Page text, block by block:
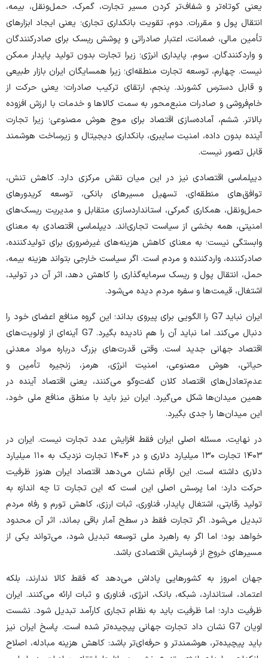
یعنی کوتاه‌تر و شفاف‌تر کردن مسیر تجارت، گمرک، حمل‌ونقل، بیمه،
انتقال پول و مقررات. دوم، تقویت بانکداری تجاری؛ یعنی ایجاد ابزار‌های
تأمین مالی، ضمانت، اعتبار صادراتی و پوشش ریسک برای صادرکنندگان
و واردکنندگان. سوم، پایداری انرژی؛ زیرا تجارت بدون تولید پایدار ممکن
نیست. چهارم، توسعه تجارت منطقه‌ای؛ زیرا همسایگان ایران بازار طبیعی
و قابل دسترس کشورند. پنجم، ارتقای ترکیب صادرات؛ یعنی حرکت از
خام‌فروشی و صادرات منبع‌محور به سمت کالا‌ها و خدمات با ارزش افزوده
بالاتر. ششم، آماده‌سازی اقتصاد برای موج هوش مصنوعی؛ زیرا تجارت
آینده بدون داده، امنیت سایبری، بانکداری دیجیتال و زیرساخت هوشمند
قابل تصور نیست.
دیپلماسی اقتصادی نیز در این میان نقش مرکزی دارد. کاهش تنش،
توافق‌های منطقه‌ای، تسهیل مسیر‌های بانکی، توسعه کریدور‌های
حمل‌ونقل، همکاری گمرکی، استانداردسازی متقابل و مدیریت ریسک‌های
امنیتی، همه بخشی از سیاست تجاری‌اند. دیپلماسی اقتصادی به معنای
وابستگی نیست؛ به معنای کاهش هزینه‌های غیرضروری برای تولیدکننده،
صادرکننده، واردکننده و مردم است. اگر سیاست خارجی بتواند هزینه بیمه،
حمل، انتقال پول و ریسک سرمایه‌گذاری را کاهش دهد، اثر آن در تولید،
اشتغال، قیمت‌ها و سفره مردم دیده می‌شود.
ایران نباید G7 را الگویی برای پیروی بداند؛ این گروه منافع اعضای خود را
دنبال می‌کند. اما نباید آن را هم نادیده بگیرد. G7 آینه‌ای از اولویت‌های
اقتصاد جهانی جدید است. وقتی قدرت‌های بزرگ درباره مواد معدنی
حیاتی، هوش مصنوعی، امنیت انرژی، هرمز، زنجیره تأمین و
عدم‌تعادل‌های اقتصاد کلان گفت‌و‌گو می‌کنند، یعنی اقتصاد آینده در
همین میدان‌ها شکل می‌گیرد. ایران نیز باید با منطق منافع ملی خود،
این میدان‌ها را جدی بگیرد.
در نهایت، مسئله اصلی ایران فقط افزایش عدد تجارت نیست. ایران در
۱۴۰۳ تجارت ۱۳۰ میلیارد دلاری و در ۱۴۰۴ تجارت نزدیک به ۱۱۰ میلیارد
دلاری داشته است. این ارقام نشان می‌دهد اقتصاد ایران هنوز ظرفیت
حرکت دارد؛ اما پرسش اصلی این است که این تجارت تا چه اندازه به
تولید رقابتی، اشتغال پایدار، فناوری، ثبات ارزی، کاهش تورم و رفاه مردم
تبدیل می‌شود. اگر تجارت فقط در سطح آمار باقی بماند، اثر آن محدود
خواهد بود؛ اما اگر به راهبرد ملی توسعه تبدیل شود، می‌تواند یکی از
مسیر‌های خروج از فرسایش اقتصادی باشد.
جهان امروز به کشور‌هایی پاداش می‌دهد که فقط کالا ندارند، بلکه
اعتماد، استاندارد، شبکه، بانک، انرژی، فناوری و ثبات ارائه می‌کنند. ایران
ظرفیت دارد؛ اما ظرفیت باید به نظام تجاری کارآمد تبدیل شود. نشست
اویان G7 نشان داد تجارت جهانی پیچیده‌تر شده است. پاسخ ایران نیز
باید پیچیده‌تر، هوشمندتر و حرفه‌ای‌تر باشد: کاهش هزینه مبادله، اصلاح